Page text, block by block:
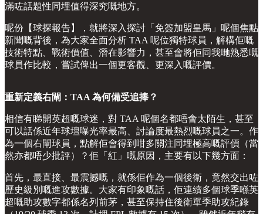
滿咗話題性同埋值得深究嘅地方。
呢份【球探報告】，就將深入探討「免簽加盟皇馬」呢個焦點
新聞嘅背後，為大家全面分析 TAA 呢位獨特球員，解構佢嘅
技術特點、戰術價值、潛在影響力，甚至會將佢同我哋熟悉嘅
球員作比較，嘗試俾出一個更客觀、更深入嘅評價。
重新定義右閘：TAA 為何備受追捧？
相信有睇開英超嘅球迷，對 TAA 呢個名都唔會太陌生，甚至
可以話係近年球壇曝光率最高、討論度最熱烈嘅球員之一。作
為一個右閘球員，點解佢會得到咁多關注同埋極高嘅評價（當
然亦都唔少批評）？佢「紅」嘅原因，主要有以下幾方面：
首先，最直接、最震撼嘅，就係佢作為一個後衛，竟然交出咗
歷史級別嘅進攻數據。大家有印象嘅話，佢連續多個球季喺英
超嘅助攻數字都係名列前茅，甚至保持住後衛單季助攻紀錄